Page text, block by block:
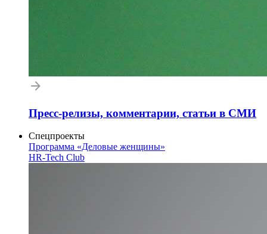
Пресс-релизы, комментарии, статьи в СМИ
Спецпроекты
Программа «Деловые женщины»
HR-Tech Club